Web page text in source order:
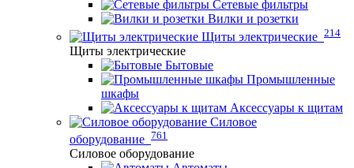
Сетевые фильтры
Вилки и розетки
Щиты электрические 214
Щиты электрические
Бытовые
Промышленные
шкафы
Аксессуары к щитам
Силовое
оборудование 761
Силовое оборудование